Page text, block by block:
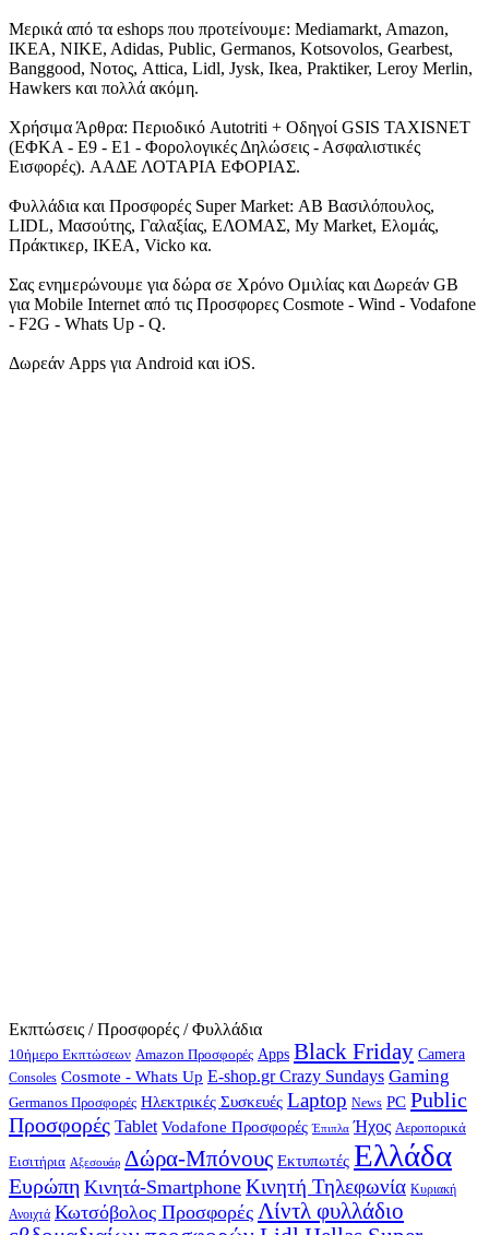
Μερικά από τα eshops που προτείνουμε: Mediamarkt, Amazon,
IKEA, NIKE, Adidas, Public, Germanos, Kotsovolos, Gearbest,
Banggood, Νοτος, Attica, Lidl, Jysk, Ikea, Praktiker, Leroy Merlin,
Hawkers και πολλά ακόμη.
Χρήσιμα Άρθρα: Περιοδικό Autotriti + Οδηγοί GSIS TAXISNET
(ΕΦΚΑ - Ε9 - Ε1 - Φορολογικές Δηλώσεις - Ασφαλιστικές
Εισφορές). ΑΑΔΕ ΛΟΤΑΡΙΑ ΕΦΟΡΙΑΣ.
Φυλλάδια και Προσφορές Super Market: ΑΒ Βασιλόπουλος,
LIDL, Μασούτης, Γαλαξίας, ΕΛΟΜΑΣ, My Market, Ελομάς,
Πράκτικερ, ΙΚΕΑ, Vicko κα.
Σας ενημερώνουμε για δώρα σε Χρόνο Ομιλίας και Δωρεάν GB
για Mobile Internet από τις Προσφορες Cosmote - Wind - Vodafone
- F2G - Whats Up - Q.
Δωρεάν Apps για Android και iOS.
Εκπτώσεις / Προσφορές / Φυλλάδια
10ήμερο Εκπτώσεων Amazon Προσφορές Apps Black Friday Camera
Consoles Cosmote - Whats Up E-shop.gr Crazy Sundays Gaming
Germanos Προσφορές Hλεκτρικές Συσκευές Laptop News PC Public
Προσφορές Tablet Vodafone Προσφορές Έπιπλα Ήχος Αεροπορικά
Εισιτήρια Αξεσουάρ Δώρα-Μπόνους Εκτυπωτές Ελλάδα
Ευρώπη Κινητά-Smartphone Κινητή Τηλεφωνία Κυριακή
Ανοιχτά Κωτσόβολος Προσφορές Λίντλ φυλλάδιο